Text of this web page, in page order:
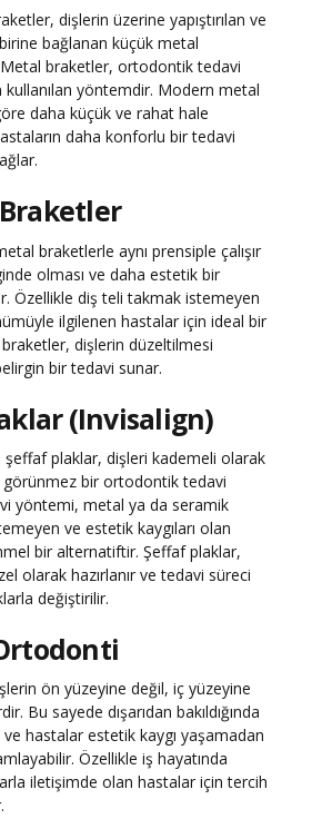
dişlerin üzerine yapıştırılan ve
bağlanan küçük metal
braketler, ortodontik tedavi
kullanılan yöntemdir. Modern metal
daha küçük ve rahat hale
daha konforlu bir tedavi
braketlerle aynı prensiple çalışır
olması ve daha estetik bir
Özellikle diş teli takmak istemeyen
ilgilenen hastalar için ideal bir
dişlerin düzeltilmesi
bir tedavi sunar.
(Invisalign)
şeffaf plaklar, dişleri kademeli olarak
bir ortodontik tedavi
yöntemi, metal ya da seramik
ve estetik kaygıları olan
bir alternatiftir. Şeffaf plaklar,
olarak hazırlanır ve tedavi süreci
değiştirilir.
ön yüzeyine değil, iç yüzeyine
Bu sayede dışarıdan bakıldığında
hastalar estetik kaygı yaşamadan
Özellikle iş hayatında
iletişimde olan hastalar için tercih